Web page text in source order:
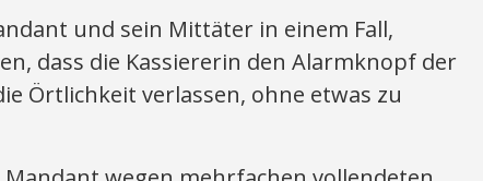
und sein Mittäter in einem Fall,
dass die Kassiererin den Alarmknopf der
Örtlichkeit verlassen, ohne etwas zu